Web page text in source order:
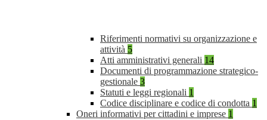
Riferimenti normativi su organizzazione e
attività 5
Atti amministrativi generali 14
Documenti di programmazione strategico-
gestionale 3
Statuti e leggi regionali 1
Codice disciplinare e codice di condotta 1
Oneri informativi per cittadini e imprese 1